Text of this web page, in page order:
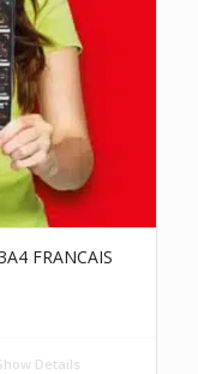
FRANCAIS
Details